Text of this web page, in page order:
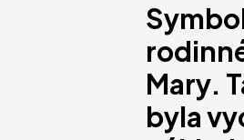
Mary.
byla